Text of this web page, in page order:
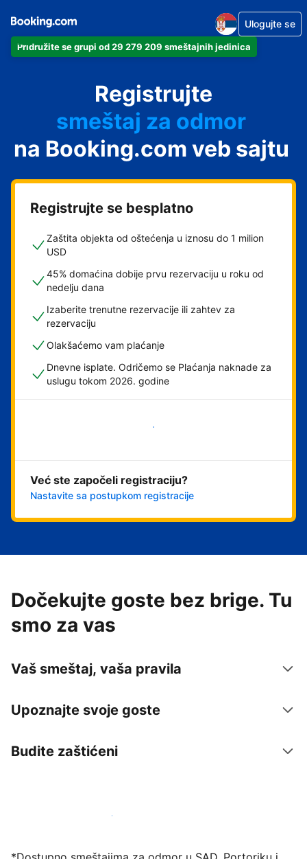
Pridružite se grupi od 29 279 209 smeštajnih jedinica
Ulogujte se
Registrujte
apartman
hotel
smeštaj za odmor
pansion
hostel
na Booking.com veb sajtu
Registrujte se besplatno
Zaštita objekta od oštećenja u iznosu do 1 milion
USD
45% domaćina dobije prvu rezervaciju u roku od
nedelju dana
Izaberite trenutne rezervacije ili zahtev za
rezervaciju
Olakšaćemo vam plaćanje
Dnevne isplate. Odričemo se Plaćanja naknade za
uslugu tokom 2026. godine
Počnite odmah
Već ste započeli registraciju?
Nastavite sa postupkom registracije
Dočekujte goste bez brige. Tu
smo za vas
Vaš smeštaj, vaša pravila
Upoznajte svoje goste
Budite zaštićeni
Registrujte svoj objekat već danas